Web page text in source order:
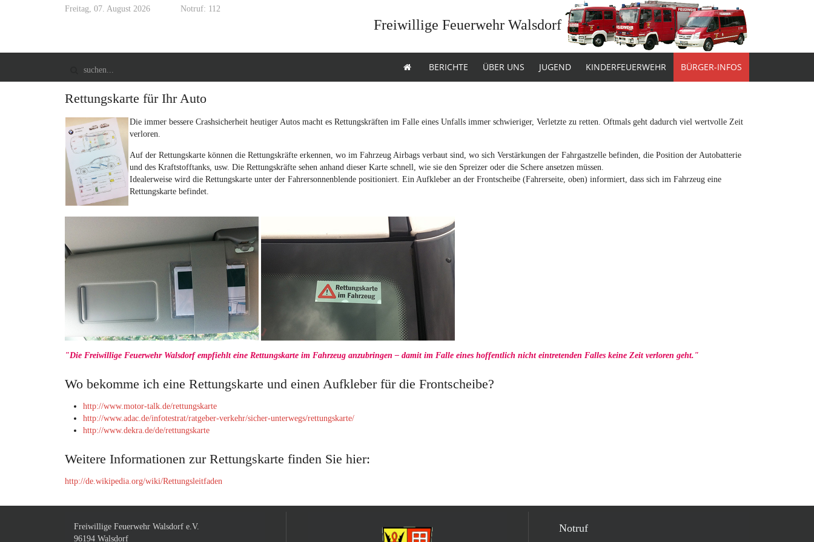
Freitag, 07. August 2026 Notruf: 112
Freiwillige Feuerwehr Walsdorf
BERICHTE ÜBER UNS JUGEND KINDERFEUERWEHR BÜRGER-INFOS
Rettungskarte für Ihr Auto
Die immer bessere Crashsicherheit heutiger Autos macht es Rettungskräften im Falle eines Unfalls immer schwieriger, Verletzte zu retten. Oftmals geht dadurch viel wertvolle Zeit
verloren.
Auf der Rettungskarte können die Rettungskräfte erkennen, wo im Fahrzeug Airbags verbaut sind, wo sich Verstärkungen der Fahrgastzelle befinden, die Position der Autobatterie
und des Kraftstofftanks, usw. Die Rettungskräfte sehen anhand dieser Karte schnell, wie sie den Spreizer oder die Schere ansetzen müssen.
Idealerweise wird die Rettungskarte unter der Fahrersonnenblende positioniert. Ein Aufkleber an der Frontscheibe (Fahrerseite, oben) informiert, dass sich im Fahrzeug eine
Rettungskarte befindet.
"Die Freiwillige Feuerwehr Walsdorf empfiehlt eine Rettungskarte im Fahrzeug anzubringen – damit im Falle eines hoffentlich nicht eintretenden Falles keine Zeit verloren geht."
Wo bekomme ich eine Rettungskarte und einen Aufkleber für die Frontscheibe?
http://www.motor-talk.de/rettungskarte
http://www.adac.de/infotestrat/ratgeber-verkehr/sicher-unterwegs/rettungskarte/
http://www.dekra.de/de/rettungskarte
Weitere Informationen zur Rettungskarte finden Sie hier:
http://de.wikipedia.org/wiki/Rettungsleitfaden
Freiwillige Feuerwehr Walsdorf e.V.
96194 Walsdorf
Notruf